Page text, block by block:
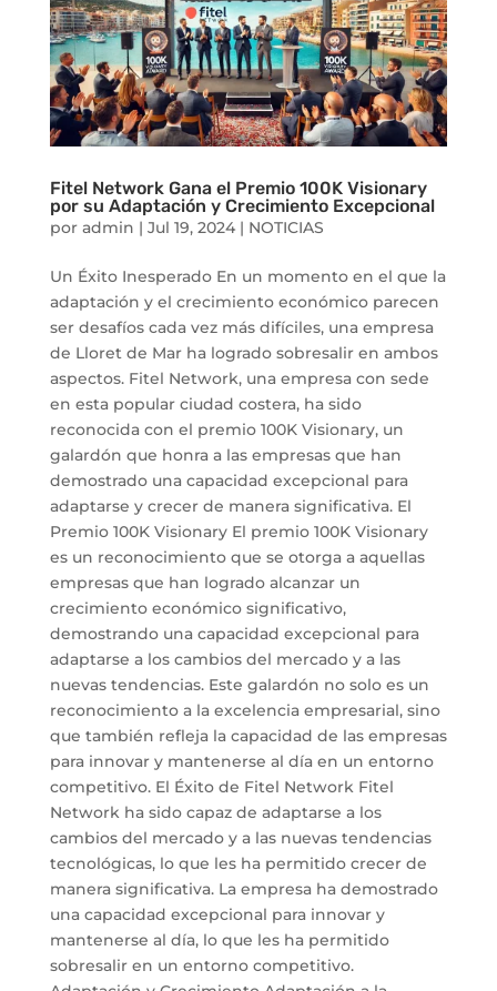
Fitel Network Gana el Premio 100K Visionary
por su Adaptación y Crecimiento Excepcional
por admin | Jul 19, 2024| NOTICIAS
Un Éxito Inesperado En un momento en el que la
adaptación y el crecimiento económico parecen
ser desafíos cada vez más difíciles, una empresa
de Lloret de Mar ha logrado sobresalir en ambos
aspectos. Fitel Network, una empresa con sede
en esta popular ciudad costera, ha sido
reconocida con el premio 100K Visionary, un
galardón que honra a las empresas que han
demostrado una capacidad excepcional para
adaptarse y crecer de manera significativa. El
Premio 100K Visionary El premio 100K Visionary
es un reconocimiento que se otorga a aquellas
empresas que han logrado alcanzar un
crecimiento económico significativo,
demostrando una capacidad excepcional para
adaptarse a los cambios del mercado y a las
nuevas tendencias. Este galardón no solo es un
reconocimiento a la excelencia empresarial, sino
que también refleja la capacidad de las empresas
para innovar y mantenerse al día en un entorno
competitivo. El Éxito de Fitel Network Fitel
Network ha sido capaz de adaptarse a los
cambios del mercado y a las nuevas tendencias
tecnológicas, lo que les ha permitido crecer de
manera significativa. La empresa ha demostrado
una capacidad excepcional para innovar y
mantenerse al día, lo que les ha permitido
sobresalir en un entorno competitivo.